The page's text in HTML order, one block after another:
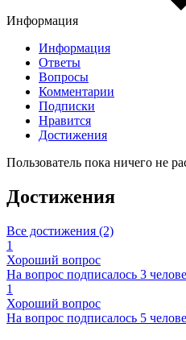
Информация
Информация
Ответы
Вопросы
Комментарии
Подписки
Нравится
Достижения
Пользователь пока ничего не
Достижения
Все достижения (2)
1
Хороший вопрос
На вопрос подписалось 3
1
Хороший вопрос
На вопрос подписалось 5